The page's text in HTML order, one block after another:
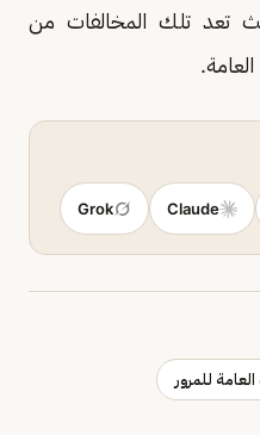
تعد تلك المخالفات من
Claude
Grok
العامة للمرور